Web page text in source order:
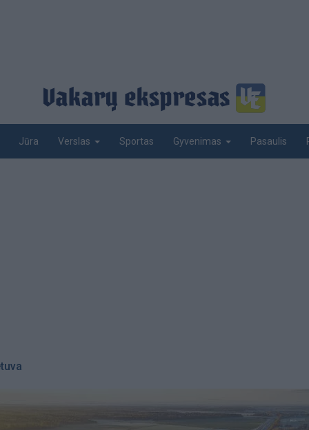
Jūra Verslas Sportas Gyvenimas Pasaulis